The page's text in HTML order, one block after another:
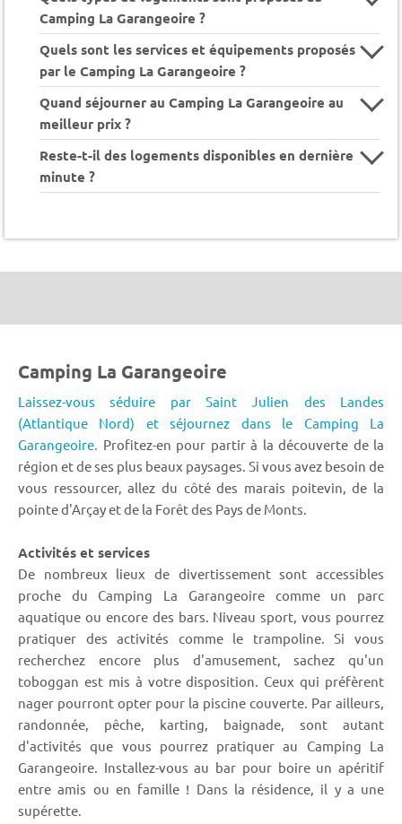
Camping La Garangeoire ?
Quels sont les services et équipements proposés
par le Camping La Garangeoire ?
Quand séjourner au Camping La Garangeoire au
meilleur prix ?
Reste-t-il des logements disponibles en dernière
minute ?
Camping La Garangeoire
Laissez-vous séduire par Saint Julien des Landes
(Atlantique Nord) et séjournez dans le Camping La
Garangeoire. Profitez-en pour partir à la découverte de la
région et de ses plus beaux paysages. Si vous avez besoin de
vous ressourcer, allez du côté des marais poitevin, de la
pointe d'Arçay et de la Forêt des Pays de Monts.
Activités et services
De nombreux lieux de divertissement sont accessibles
proche du Camping La Garangeoire comme un parc
aquatique ou encore des bars. Niveau sport, vous pourrez
pratiquer des activités comme le trampoline. Si vous
recherchez encore plus d'amusement, sachez qu'un
toboggan est mis à votre disposition. Ceux qui préfèrent
nager pourront opter pour la piscine couverte. Par ailleurs,
randonnée, pêche, karting, baignade, sont autant
d'activités que vous pourrez pratiquer au Camping La
Garangeoire. Installez-vous au bar pour boire un apéritif
entre amis ou en famille ! Dans la résidence, il y a une
supérette.